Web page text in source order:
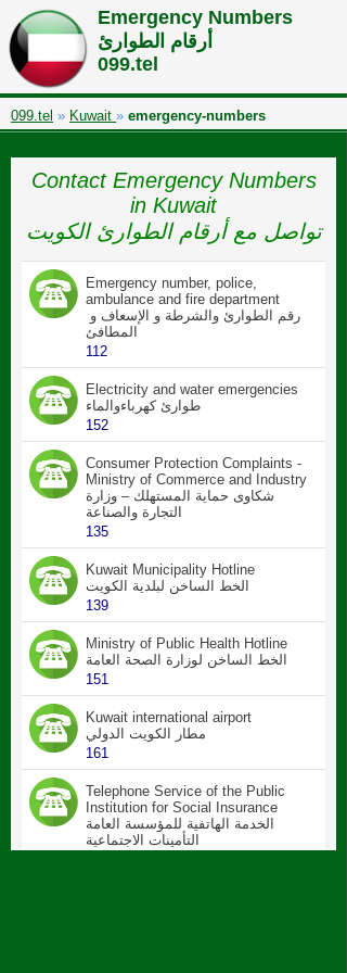
Kuwait Emergency Guide:: دليل طوارئ الكويت
Emergency Numbers
أرقام الطوارئ
099.tel
099.tel » Kuwait » emergency-numbers
Contact Emergency Numbers
in Kuwait
تواصل مع أرقام الطوارئ الكويت
Emergency number, police,
ambulance and fire department
المطافئ
112
Electricity and water emergencies
طوارئ كهرباءوالماء
152
Consumer Protection Complaints -
Ministry of Commerce and Industry
شكاوى حماية المستهلك – وزارة
التجارة والصناعة
135
Kuwait Municipality Hotline
الخط الساخن لبلدية الكويت
139
Ministry of Public Health Hotline
الخط الساخن لوزارة الصحة العامة
151
Kuwait international airport
مطار الكويت الدولي
161
Telephone Service of the Public
Institution for Social Insurance
الخدمة الهاتفية للمؤسسة العامة
التأمينات الاجتماعية